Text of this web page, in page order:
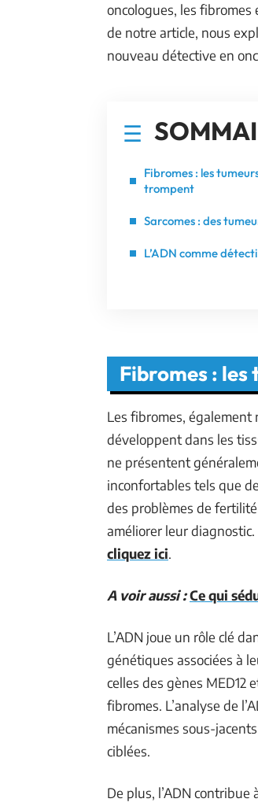
oncologues, les
de notre article, nous
nouveau détective en
Fibromes : les
trompent
Sarcomes : des
L’ADN comme
Fibromes :
Les fibromes, également
développent dans les
ne présentent
inconfortables tels que
des problèmes de
améliorer leur
cliquez ici.
A voir aussi :Ce qui
L’ADN joue un rôle clé
génétiques associées à
celles des gènes MED12
fibromes. L’analyse de
mécanismes sous-
ciblées.
De plus, l’ADN